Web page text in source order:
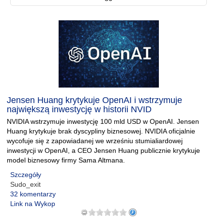
Jensen Huang krytykuje OpenAI i wstrzymuje
największą inwestycję w historii NVID
NVIDIA wstrzymuje inwestycję 100 mld USD w OpenAI. Jensen
Huang krytykuje brak dyscypliny biznesowej. NVIDIA oficjalnie
wycofuje się z zapowiadanej we wrześniu stumialiardowej
inwestycji w OpenAI, a CEO Jensen Huang publicznie krytykuje
model biznesowy firmy Sama Altmana.
Szczegóły
Sudo_exit
32 komentarzy
Link na Wykop